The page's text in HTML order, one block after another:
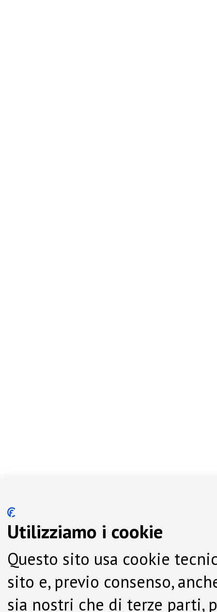
Utilizziamo i cookie
Questo sito usa cookie
sito e, previo consenso,
sia nostri che di terze parti,